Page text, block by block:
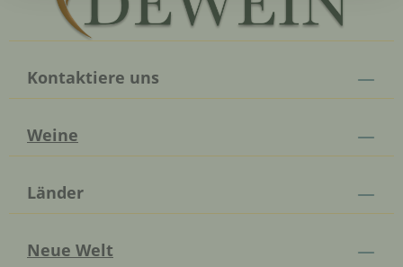
Kontaktiere uns
Weine
Länder
Neue Welt